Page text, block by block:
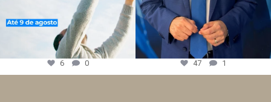
6 0 47 1